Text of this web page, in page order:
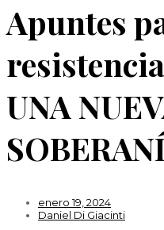
Apuntes
UNA
enero 19, 2024
Daniel Di Giacinti